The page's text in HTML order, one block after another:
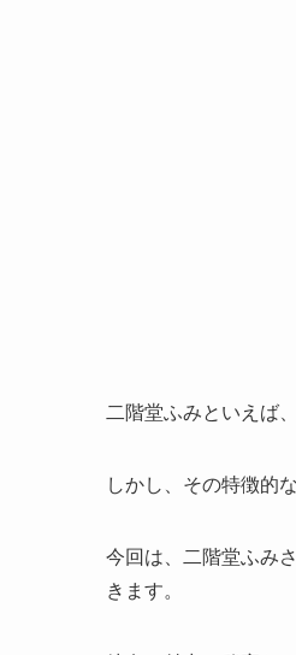
二階堂ふみといえば
しかし、その特徴的
今回は、二階堂ふみ
きます。